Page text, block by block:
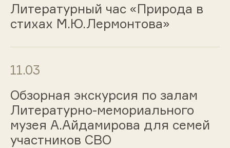
Литературный час «Природа в
стихах М.Ю.Лермонтова»
11.03
Обзорная экскурсия по залам
Литературно-мемориального
музея А.Айдамирова для семей
участников СВО